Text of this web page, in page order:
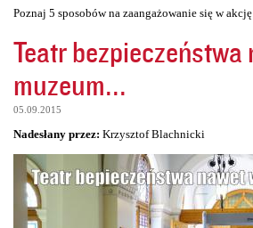
Poznaj 5 sposobów na zaangażowanie się w
Teatr bezpieczeństwa
muzeum...
05.09.2015
Nadesłany przez: Krzysztof Blachnicki